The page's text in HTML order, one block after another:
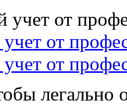
от
от
легально